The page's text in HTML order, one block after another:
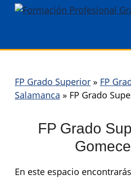
Saltar
FP Grado Superior » FP
Salamanca » FP Grado
FP Grado
En este espacio encontrarás